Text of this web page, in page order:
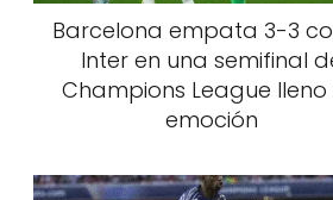
Barcelona empata 3-3
Inter en una semifinal
Champions League lleno
emoción